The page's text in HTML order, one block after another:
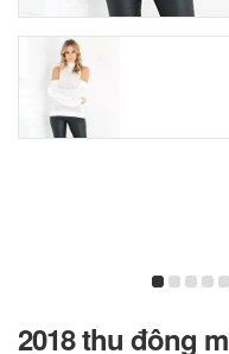
2018 thu đông